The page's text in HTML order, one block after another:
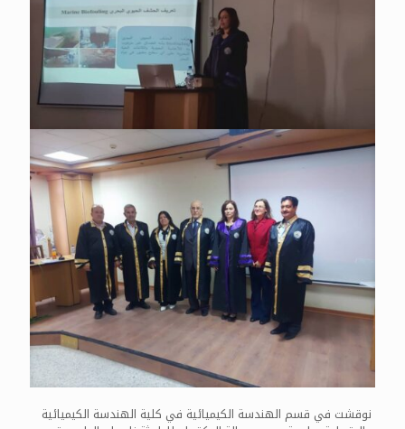
نوقشت في قسم الهندسة الكيميائية في كلية الهندسة الكيميائية